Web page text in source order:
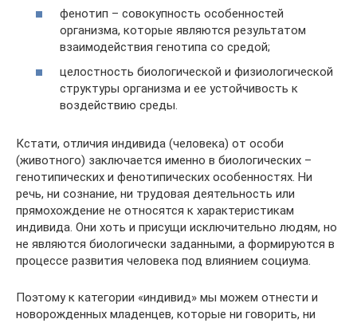
фенотип – совокупность особенностей
организма, которые являются результатом
взаимодействия генотипа со средой;
целостность биологической и физиологической
структуры организма и ее устойчивость к
воздействию среды.
Кстати, отличия индивида (человека) от особи
(животного) заключается именно в биологических –
генотипических и фенотипических особенностях. Ни
речь, ни сознание, ни трудовая деятельность или
прямохождение не относятся к характеристикам
индивида. Они хоть и присущи исключительно людям, но
не являются биологически заданными, а формируются в
процессе развития человека под влиянием социума.
Поэтому к категории «индивид» мы можем отнести и
новорожденных младенцев, которые ни говорить, ни